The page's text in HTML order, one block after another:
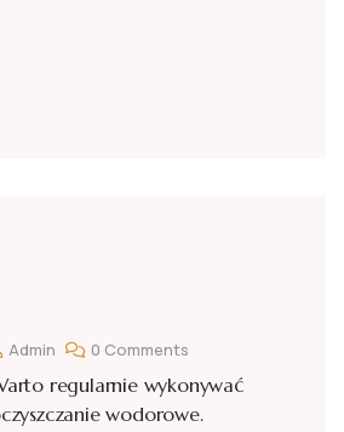
Admin 0 Comments
regularnie wykonywać
wodorowe.